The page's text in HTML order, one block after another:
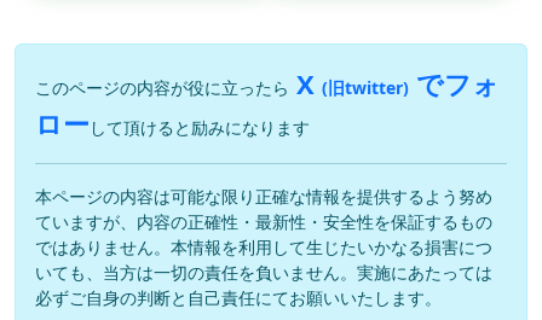
このページの内容が役に立ったら X (旧twitter) でフォ
ロー して頂けると励みになります
本ページの内容は可能な限り正確な情報を提供するよう努め
ていますが、内容の正確性・最新性・安全性を保証するもの
ではありません。本情報を利用して生じたいかなる損害につ
いても、当方は一切の責任を負いません。実施にあたっては
必ずご自身の判断と自己責任にてお願いいたします。